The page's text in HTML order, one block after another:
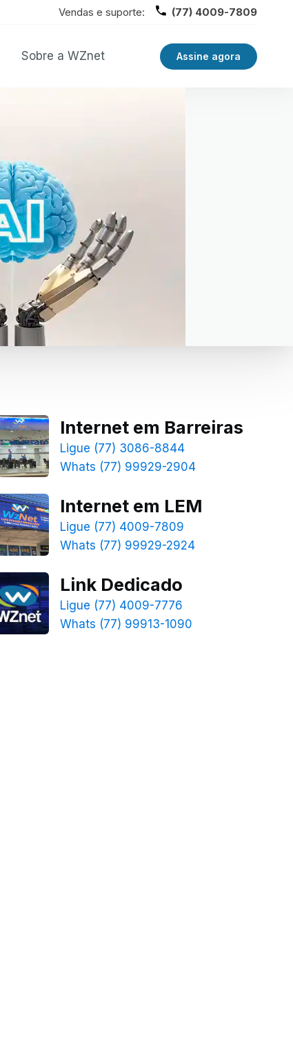
Vendas e suporte: (77) 4009-7809
Sobre a WZnet Assine agora
Internet em Barreiras
Ligue (77) 3086-8844
Whats (77) 99929-2904
Internet em LEM
Ligue (77) 4009-7809
Whats (77) 99929-2924
Link Dedicado
Ligue (77) 4009-7776
Whats (77) 99913-1090